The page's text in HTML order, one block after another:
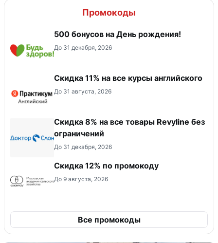
Промокоды
500 бонусов на День рождения!
До 31 декабря, 2026
Скидка 11% на все курсы английского
До 31 августа, 2026
​Скидка 8% на все товары Revyline без
ограничений
До 31 декабря, 2026
Скидка 12% по промокоду
До 9 августа, 2026
Все промокоды